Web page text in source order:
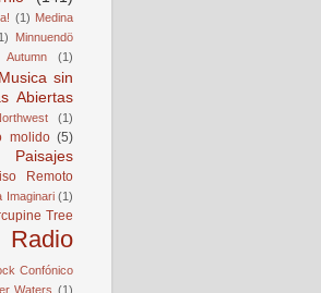
(1) Medina
Minnuendö
Autumn (1)
Musica sin
Abiertas
(1)
molido (5)
Paisajes
Remoto
Imaginari (1)
Tree
Radio
Confónico
Waters (1)